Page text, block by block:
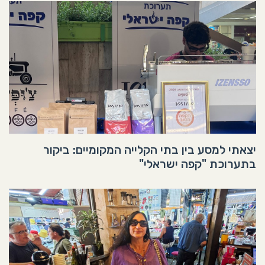
יצאתי למסע בין בתי הקלייה המקומיים: ביקור
בתערוכת "קפה ישראלי"